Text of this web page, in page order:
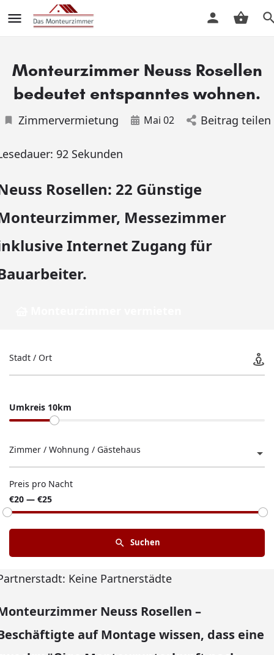
Monteurzimmer Neuss Rosellen
bedeutet entspanntes wohnen.
Zimmervermietung Mai 02 Beitrag teilen
92 Sekunden
Rosellen: 22 Günstige
Messezimmer
Internet Zugang für
Stadt / Ort
Umkreis 10km
Zimmer / Wohnung / Gästehaus
Preis pro Nacht
€20 — €25
Suchen
Keine Partnerstädte
Neuss Rosellen –
auf Montage wissen, dass eine